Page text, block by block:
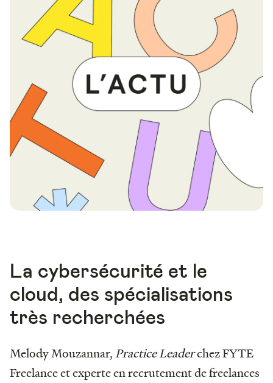
La cybersécurité et le
cloud, des spécialisations
très recherchées
Melody Mouzannar,Practice Leaderchez FYTE
Freelance et experte en recrutement de freelances